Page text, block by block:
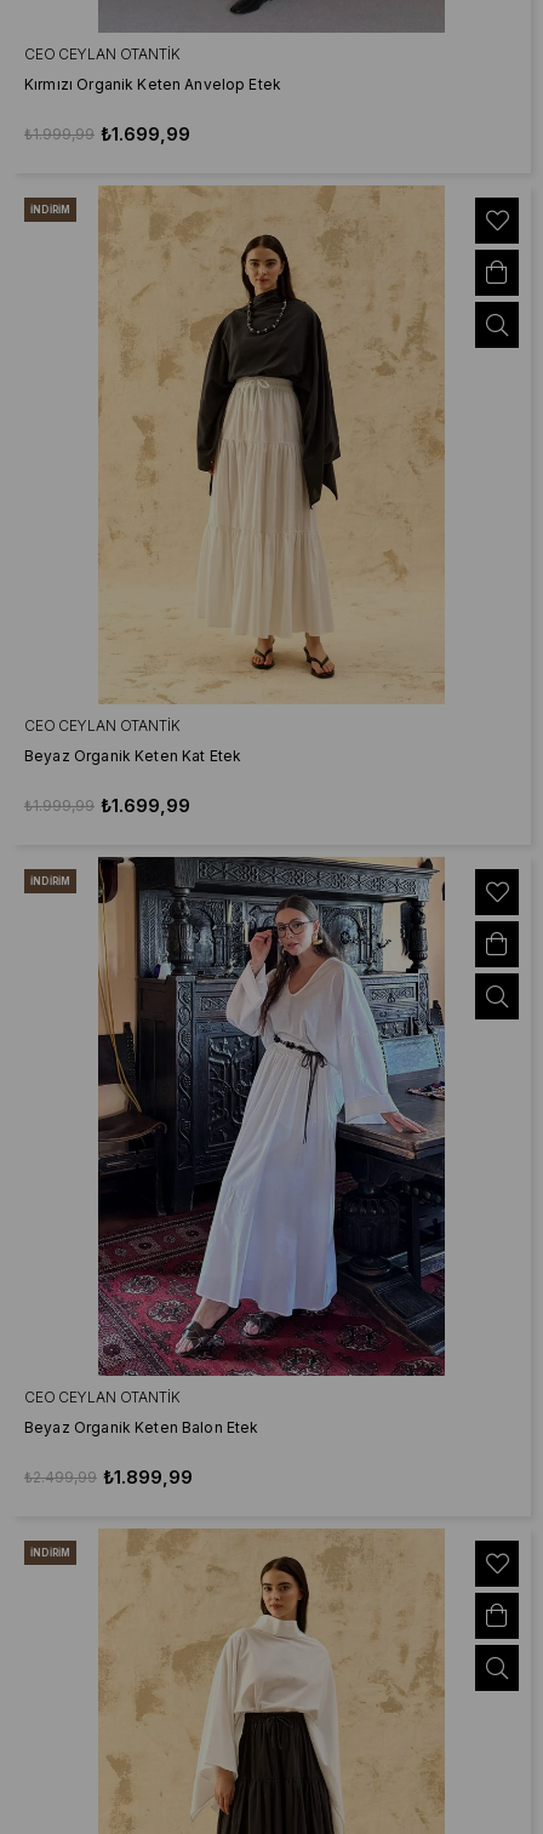
CEO CEYLAN OTANTIK
Kırmızı Organik Keten Anvelop Etek
₺1.699,99
₺1.999,99
CEO CEYLAN OTANTIK
Beyaz Organik Keten Kat Etek
₺1.699,99
₺1.999,99
İNDIRIM
CEO CEYLAN OTANTIK
Beyaz Organik Keten Balon Etek
₺1.899,99
₺2.499,99
İNDIRIM
İNDIRIM